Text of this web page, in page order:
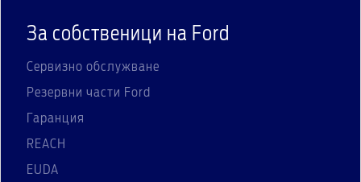
За собственици на Ford
Сервизно обслужване
Резервни части Ford
Гаранция
REACH
EUDA